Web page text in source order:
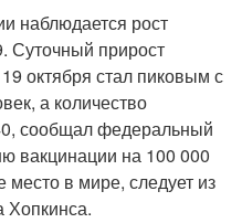
наблюдается рост
Суточный прирост
октября стал пиковым с
а количество
сообщал федеральный
вакцинации на 100 000
место в мире, следует из
Хопкинса.